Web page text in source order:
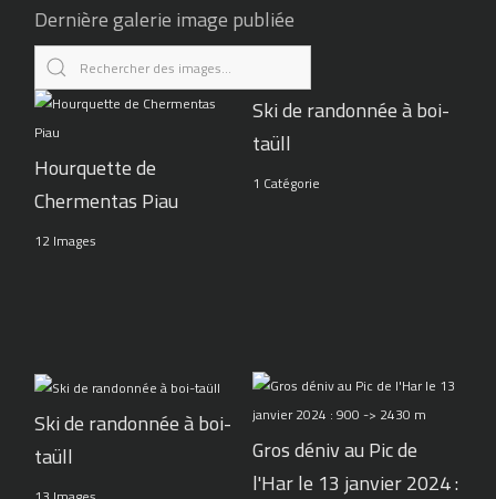
Dernière galerie image publiée
Hourquette de
Chermentas Piau
12 Images
Ski de randonnée à boi-
taüll
1 Catégorie
Ski de randonnée à boi-
taüll
Gros déniv au Pic de
l'Har le 13 janvier 2024 :